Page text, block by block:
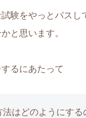
験をやっとパス
と思います。
るにあたって
法はどのようにす